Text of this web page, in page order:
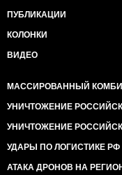
ПУБЛИКАЦИИ
КОЛОНКИ
ВИДЕО
МАССИРОВАННЫЙ
УНИЧТОЖЕНИЕ
УНИЧТОЖЕНИЕ
УДАРЫ ПО ЛОГИСТИКЕ РФ
АТАКА ДРОНОВ НА